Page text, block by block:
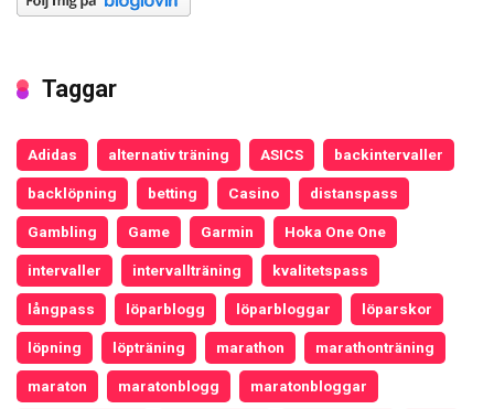
Taggar
Adidas alternativ träning ASICS backintervaller
backlöpning betting Casino distanspass
Gambling Game Garmin Hoka One One
intervaller intervallträning kvalitetspass
långpass löparblogg löparbloggar löparskor
löpning löpträning marathon marathonträning
maraton maratonblogg maratonbloggar